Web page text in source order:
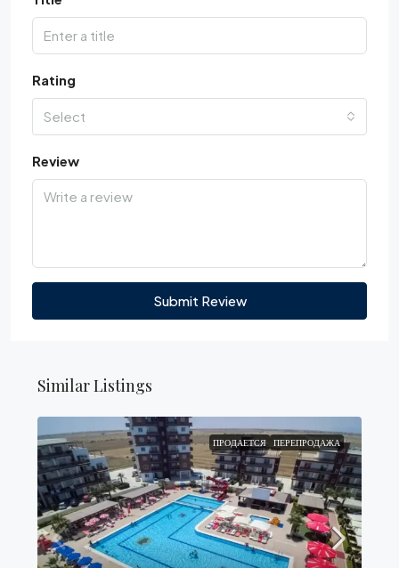
Rating
Select
Review
Submit Review
Similar Listings
ПРОДАЕТСЯ ПЕРЕПРОДАЖА